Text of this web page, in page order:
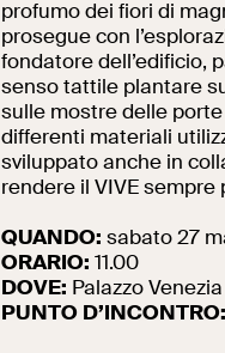
profumo dei fiori di
prosegue con
fondatore dell’edificio,
senso tattile plantare
sulle mostre delle
differenti materiali
sviluppato anche in
rendere il VIVE
QUANDO: sabato 27
ORARIO: 11.00
DOVE: Palazzo Venezia
PUNTO D’INCONTRO: